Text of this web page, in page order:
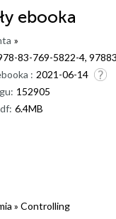
ebooka
»
83-769-5822-4,
: 2021-06-14
152905
6.4MB
» Controlling